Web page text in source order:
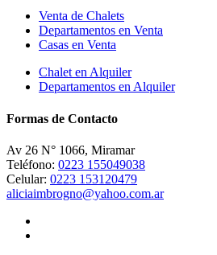
Venta de Chalets
Departamentos en Venta
Casas en Venta
Chalet en Alquiler
Departamentos en Alquiler
Formas de Contacto
Av 26 N° 1066, Miramar
Teléfono: 0223 155049038
Celular: 0223 153120479
aliciaimbrogno@yahoo.com.ar